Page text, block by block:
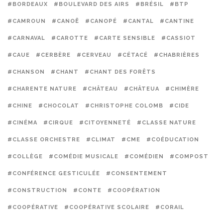
#BORDEAUX #BOULEVARD DES AIRS #BRÉSIL #BTP
#CAMROUN #CANOË #CANOPÉ #CANTAL #CANTINE
#CARNAVAL #CAROTTE #CARTE SENSIBLE #CASSIOT
#CAUE #CERBÈRE #CERVEAU #CÉTACÉ #CHABRIÈRES
#CHANSON #CHANT #CHANT DES FORÊTS
#CHARENTE NATURE #CHÂTEAU #CHÂTEUA #CHIMÈRE
#CHINE #CHOCOLAT #CHRISTOPHE COLOMB #CIDE
#CINÉMA #CIRQUE #CITOYENNETÉ #CLASSE NATURE
#CLASSE ORCHESTRE #CLIMAT #CME #COÉDUCATION
#COLLÈGE #COMÉDIE MUSICALE #COMÉDIEN #COMPOST
#CONFÉRENCE GESTICULÉE #CONSENTEMENT
#CONSTRUCTION #CONTE #COOPÉRATION
#COOPÉRATIVE #COOPÉRATIVE SCOLAIRE #CORAIL